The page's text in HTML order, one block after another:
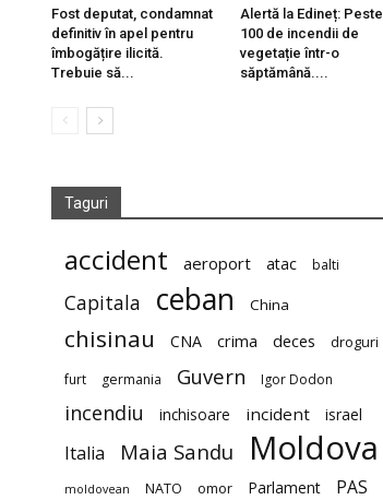
Fost deputat, condamnat
definitiv în apel pentru
îmbogățire ilicită.
Trebuie să...
Alertă la Edineț: Peste
100 de incendii de
vegetație într-o
săptămână....
Taguri
accident aeroport atac balti
Capitala ceban China
chisinau CNA crima deces droguri
furt germania Guvern Igor Dodon
incendiu inchisoare incident israel
Italia Maia Sandu Moldova
moldovean NATO omor Parlament PAS